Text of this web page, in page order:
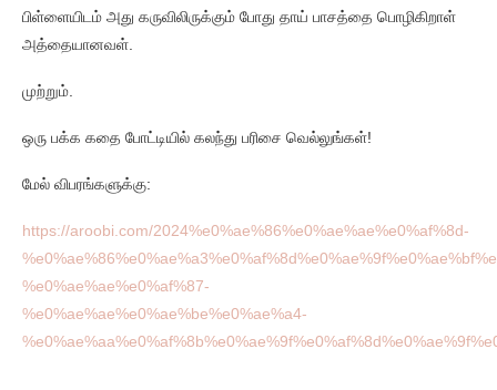
பிள்ளையிடம் அது கருவிலிருக்கும் போது தாய் பாசத்தை பொழிகிறாள்
அத்தையானவள்.
முற்றும்.
ஒரு பக்க கதை போட்டியில் கலந்து பரிசை வெல்லுங்கள்!
மேல் விபரங்களுக்கு:
https://aroobi.com/2024%e0%ae%86%e0%ae%ae%e0%af%8d-
%e0%ae%ae%e0%af%87-
%e0%ae%ae%e0%ae%be%e0%ae%a4-